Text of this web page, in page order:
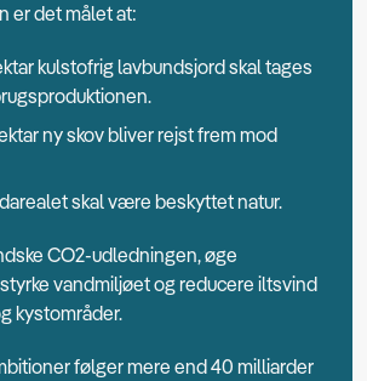
er det målet at:
kulstofrig lavbundsjord skal tages
ny skov bliver rejst frem mod
skal være beskyttet natur.
CO2-udledningen, øge
vandmiljøet og reducere iltsvind
kystområder.
følger mere end 40 milliarder